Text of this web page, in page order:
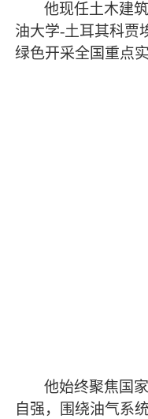
他现任土木建
油大学-土耳其科贾
绿色开采全国重点
他始终聚焦国
自强，围绕油气系